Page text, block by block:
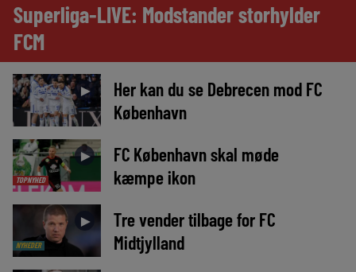
Superliga-LIVE: Modstander storhylder
FCM
►
Her kan du se Debrecen mod FC
København
TOPNYHED
►
FC København skal møde
kæmpe ikon
NYHEDER
►
Tre vender tilbage for FC
Midtjylland